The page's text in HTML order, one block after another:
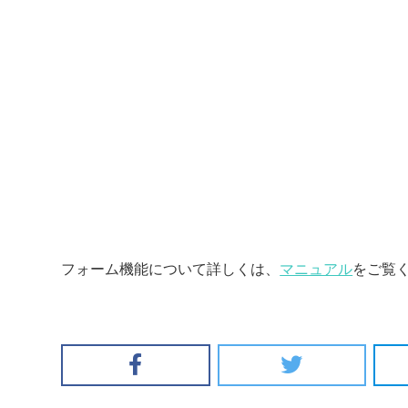
フォーム機能について詳しくは、 マニュアルをご覧